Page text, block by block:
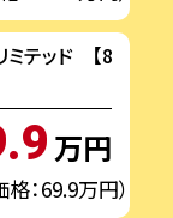
テッド 【8
万円
格：69.9万円）